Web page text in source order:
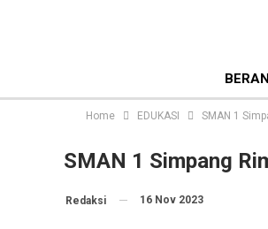
Home EDUKASI SMAN 1
SMAN 1 Simpang
Redaksi 16 Nov 2023